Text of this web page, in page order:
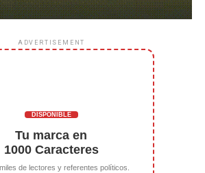
ADVERTISEMENT
DISPONIBLE
Tu marca en
1000 Caracteres
de lectores y referentes políticos.